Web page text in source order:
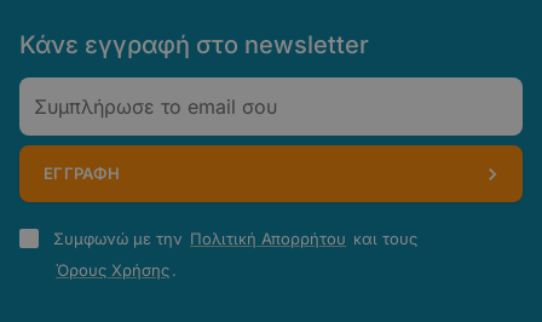
Κάνε εγγραφή στο newsletter
Email
ΕΓΓΡΑΦΗ
Πολιτική
Απορρήτου
Συμφωνώ με την Πολιτική Απορρήτου και τους
Όρους Χρήσης.